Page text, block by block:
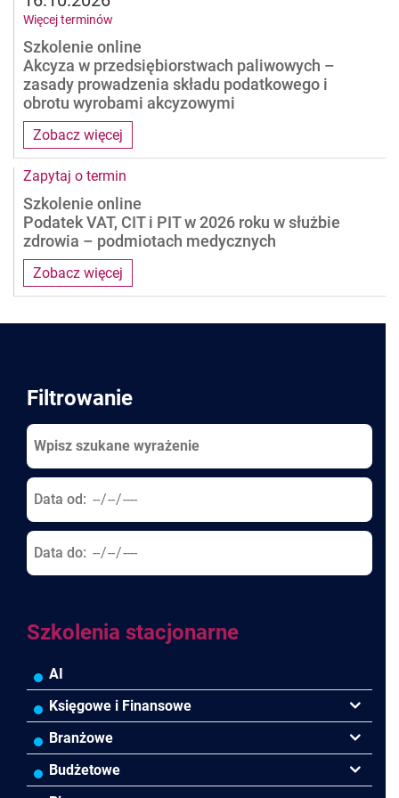
Filtrowanie
Data od:
Data do:
Szkolenia stacjonarne
AI
Księgowe i Finansowe
Podatki VAT/CIT/PIT
Rachunkowość
Branżowe
Banki
Budżetowe
Zobacz więcej
Szkolenie online
Akcyza w przedsiębiorstwach paliwowych –
zasady prowadzenia składu podatkowego i
obrotu wyrobami akcyzowymi
Więcej terminów
Zobacz więcej
Szkolenie online
Podatek VAT, CIT i PIT w 2026 roku w służbie
zdrowia – podmiotach medycznych
Zapytaj o termin